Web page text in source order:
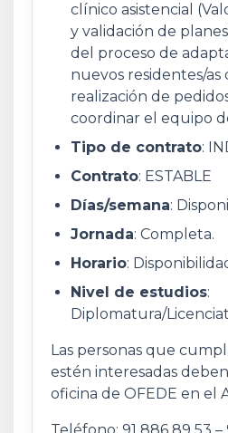
clínico asistencial
y validación de
del proceso de
nuevos residentes/
realización de
coordinar el equipo
Tipo de contrato:
Contrato: ESTABLE
Días/semana:
Jornada: Completa.
Horario:
Nivel de estudios:
Diplomatura/
Las personas que
estén interesadas
oficina de OFEDE en el